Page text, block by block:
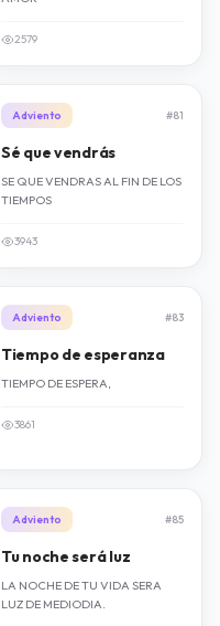
2579
Adviento #81
Sé que vendrás
SE QUE VENDRAS AL FIN DE LOS
TIEMPOS
3943
Adviento #83
Tiempo de esperanza
TIEMPO DE ESPERA,
3861
Adviento #85
Tu noche será luz
LA NOCHE DE TU VIDA SERA
LUZ DE MEDIODIA.